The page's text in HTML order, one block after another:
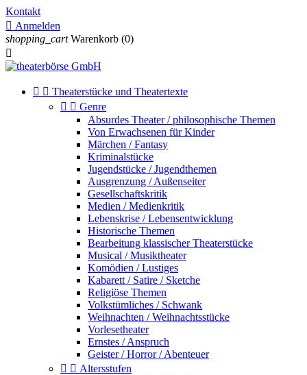
Kontakt
 Anmelden
shopping_cart Warenkorb (0)

  Theaterstücke und Theatertexte
  Genre
Absurdes Theater / philosophische Themen
Von Erwachsenen für Kinder
Märchen / Fantasy
Kriminalstücke
Jugendstücke / Jugendthemen
Ausgrenzung / Außenseiter
Gesellschaftskritik
Medien / Medienkritik
Lebenskrise / Lebensentwicklung
Historische Themen
Bearbeitung klassischer Theaterstücke
Musical / Musiktheater
Komödien / Lustiges
Kabarett / Satire / Sketche
Religiöse Themen
Volkstümliches / Schwank
Weihnachten / Weihnachtsstücke
Vorlesetheater
Ernstes / Anspruch
Geister / Horror / Abenteuer
  Altersstufen